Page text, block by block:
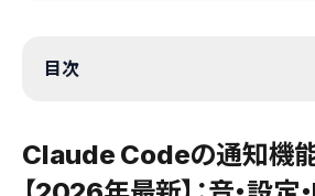
目次
Claude Codeの通知機